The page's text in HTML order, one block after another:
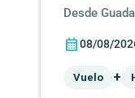
08/08/
Vuelo +